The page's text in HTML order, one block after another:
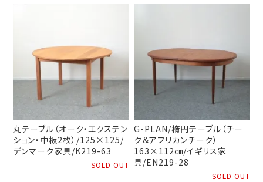
丸テーブル（オーク・エクステン
ション・中板2枚）/125×125/
デンマーク家具/K219-63
SOLD OUT
G-PLAN/楕円テーブル（チー
ク＆アフリカンチーク）
163×112㎝/イギリス家
具/EN219-28
SOLD OUT